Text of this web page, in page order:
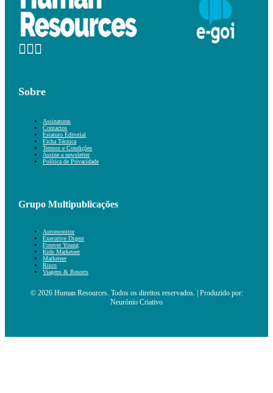
Sobre
Assinaturas
Contactos
Estatuto Editorial
Ficha Técnica
Termos e Condições
Assine a newsletter
Política de Privacidade
Grupo Multipublicações
Automonitor
Executive Digest
Forever Young
Kids Marketeer
Marketeer
Risco
Viagens & Resorts
© 2026 Human Resources. Todos os direitos reservados. | Produzido por:
Neurónio Criativo